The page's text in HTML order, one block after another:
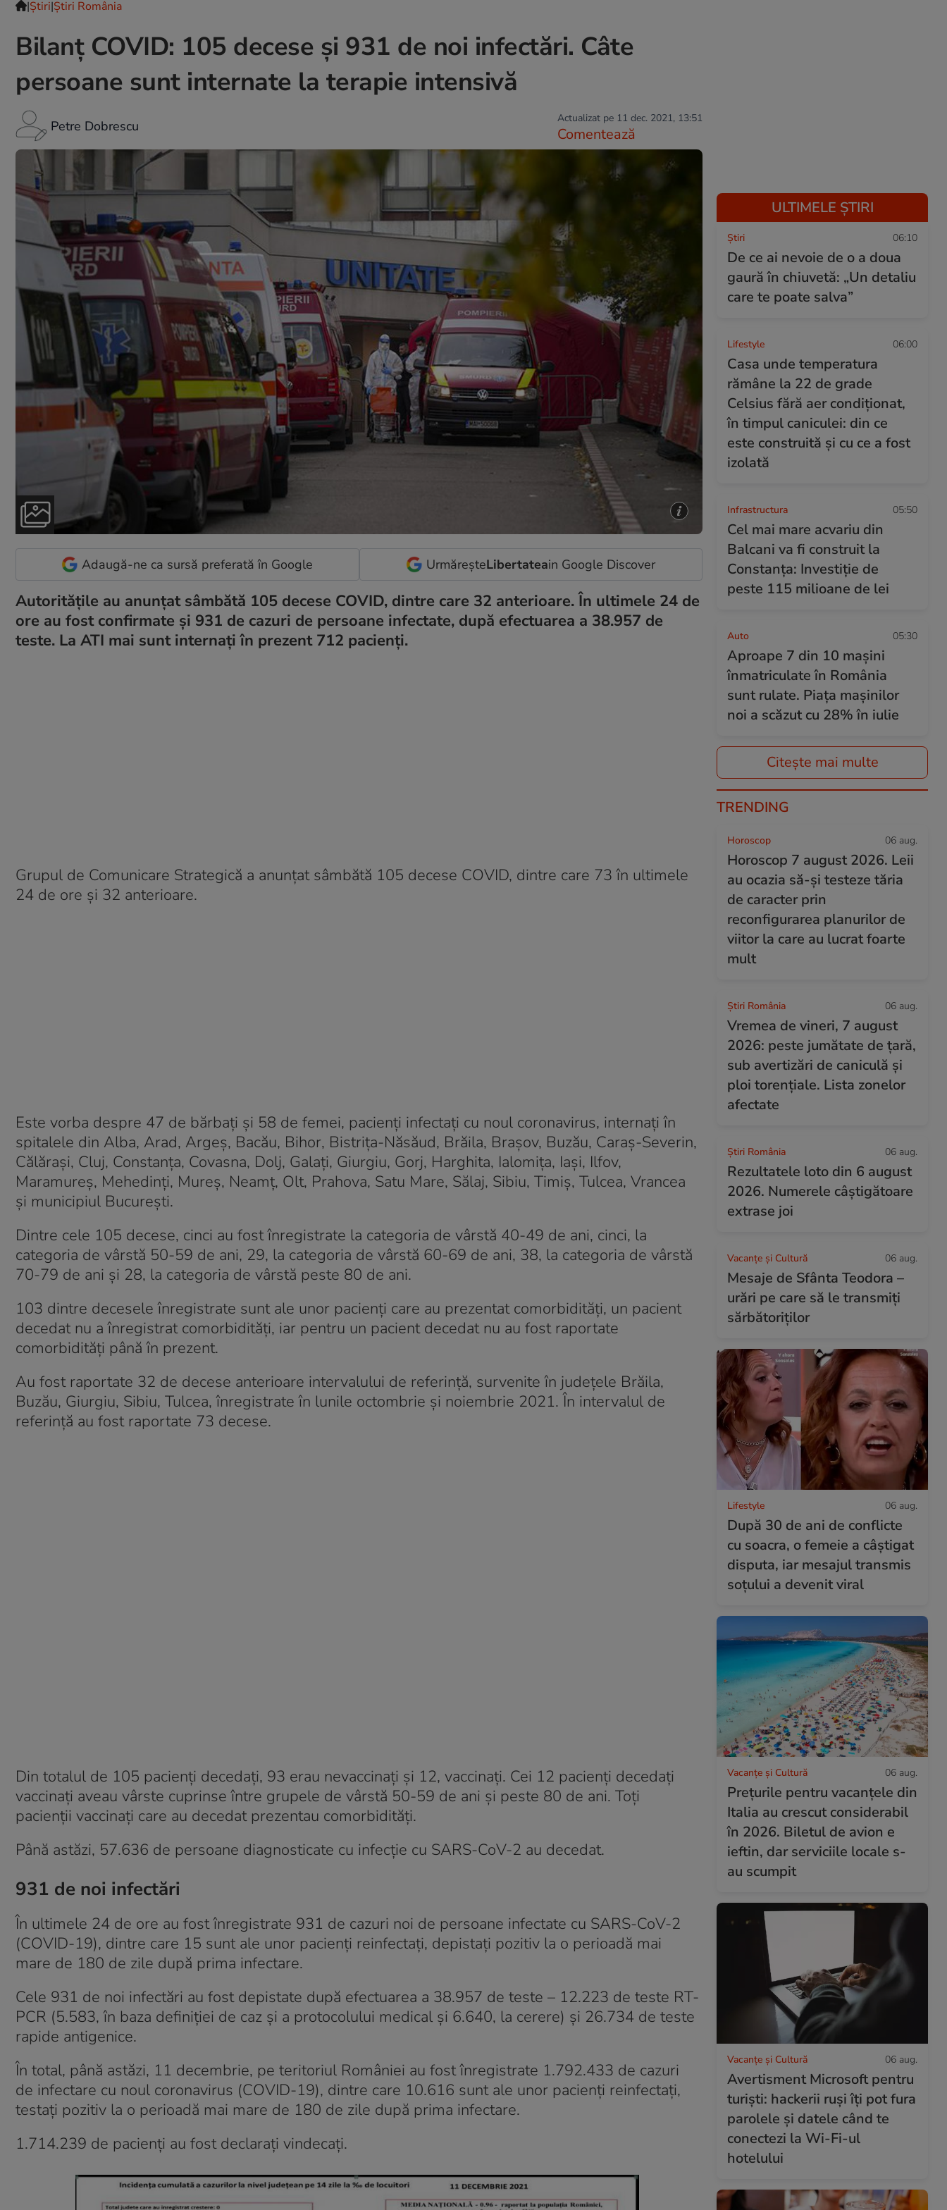
|Ştiri|Știri România
Bilanț COVID: 105 decese și 931 de noi infectări. Câte
persoane sunt internate la terapie intensivă
Petre Dobrescu Actualizat pe 11 dec. 2021, 13:51
Comentează
Adaugă-ne ca sursă preferată în Google UrmăreșteLibertateain Google Discover
Autoritățile au anunțat sâmbătă 105 decese COVID, dintre care 32 anterioare. În ultimele 24 de
ore au fost confirmate și 931 de cazuri de persoane infectate, după efectuarea a 38.957 de
teste. La ATI mai sunt internați în prezent 712 pacienți.
Grupul de Comunicare Strategică a anunțat sâmbătă 105 decese COVID, dintre care 73 în ultimele
24 de ore și 32 anterioare.
Este vorba despre 47 de bărbați și 58 de femei, pacienți infectați cu noul coronavirus, internați în
spitalele din Alba, Arad, Argeș, Bacău, Bihor, Bistrița-Năsăud, Brăila, Brașov, Buzău, Caraș-Severin,
Călărași, Cluj, Constanța, Covasna, Dolj, Galați, Giurgiu, Gorj, Harghita, Ialomița, Iași, Ilfov,
Maramureș, Mehedinți, Mureș, Neamț, Olt, Prahova, Satu Mare, Sălaj, Sibiu, Timiș, Tulcea, Vrancea
și municipiul București.
Dintre cele 105 decese, cinci au fost înregistrate la categoria de vârstă 40-49 de ani, cinci, la
categoria de vârstă 50-59 de ani, 29, la categoria de vârstă 60-69 de ani, 38, la categoria de vârstă
70-79 de ani și 28, la categoria de vârstă peste 80 de ani.
103 dintre decesele înregistrate sunt ale unor pacienți care au prezentat comorbidități, un pacient
decedat nu a înregistrat comorbidități, iar pentru un pacient decedat nu au fost raportate
comorbidități până în prezent.
Au fost raportate 32 de decese anterioare intervalului de referință, survenite în județele Brăila,
Buzău, Giurgiu, Sibiu, Tulcea, înregistrate în lunile octombrie și noiembrie 2021. În intervalul de
referință au fost raportate 73 decese.
Din totalul de 105 pacienți decedați, 93 erau nevaccinați și 12, vaccinați. Cei 12 pacienți decedați
vaccinați aveau vârste cuprinse între grupele de vârstă 50-59 de ani și peste 80 de ani. Toți
pacienții vaccinați care au decedat prezentau comorbidități.
Până astăzi, 57.636 de persoane diagnosticate cu infecție cu SARS-CoV-2 au decedat.
931 de noi infectări
În ultimele 24 de ore au fost înregistrate 931 de cazuri noi de persoane infectate cu SARS-CoV-2
(COVID-19), dintre care 15 sunt ale unor pacienți reinfectați, depistați pozitiv la o perioadă mai
mare de 180 de zile după prima infectare.
Cele 931 de noi infectări au fost depistate după efectuarea a 38.957 de teste – 12.223 de teste RT-
PCR (5.583, în baza definiției de caz și a protocolului medical și 6.640, la cerere) și 26.734 de teste
rapide antigenice.
În total, până astăzi, 11 decembrie, pe teritoriul României au fost înregistrate 1.792.433 de cazuri
de infectare cu noul coronavirus (COVID-19), dintre care 10.616 sunt ale unor pacienți reinfectați,
testați pozitiv la o perioadă mai mare de 180 de zile după prima infectare.
1.714.239 de pacienți au fost declarați vindecați.
ULTIMELE ȘTIRI
Ştiri 06:10
De ce ai nevoie de o a doua
gaură în chiuvetă: „Un detaliu
care te poate salva”
Lifestyle 06:00
Casa unde temperatura
rămâne la 22 de grade
Celsius fără aer condiționat,
în timpul caniculei: din ce
este construită și cu ce a fost
izolată
Infrastructura 05:50
Cel mai mare acvariu din
Balcani va fi construit la
Constanța: Investiție de
peste 115 milioane de lei
Auto 05:30
Aproape 7 din 10 mașini
înmatriculate în România
sunt rulate. Piața mașinilor
noi a scăzut cu 28% în iulie
Citește mai multe
TRENDING
Horoscop 06 aug.
Horoscop 7 august 2026. Leii
au ocazia să-și testeze tăria
de caracter prin
reconfigurarea planurilor de
viitor la care au lucrat foarte
mult
Știri România 06 aug.
Vremea de vineri, 7 august
2026: peste jumătate de țară,
sub avertizări de caniculă și
ploi torențiale. Lista zonelor
afectate
Știri România 06 aug.
Rezultatele loto din 6 august
2026. Numerele câștigătoare
extrase joi
Vacanțe și Cultură 06 aug.
Mesaje de Sfânta Teodora –
urări pe care să le transmiți
sărbătoriților
Lifestyle 06 aug.
După 30 de ani de conflicte
cu soacra, o femeie a câștigat
disputa, iar mesajul transmis
soțului a devenit viral
Vacanțe și Cultură 06 aug.
Prețurile pentru vacanțele din
Italia au crescut considerabil
în 2026. Biletul de avion e
ieftin, dar serviciile locale s-
au scumpit
Vacanțe și Cultură 06 aug.
Avertisment Microsoft pentru
turiști: hackerii ruși îți pot fura
parolele și datele când te
conectezi la Wi-Fi-ul
hotelului